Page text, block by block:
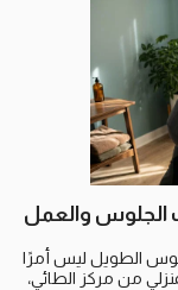
الجلوس والعمل
الطويل ليس أمرًا
من مركز الطائي،